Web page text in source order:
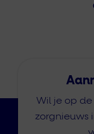
Wil je op
zorgnieuws